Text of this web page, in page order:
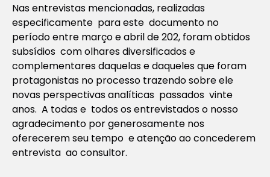
Nas entrevistas mencionadas, realizadas
especificamente para este documento no
período entre março e abril de 202, foram obtidos
subsídios com olhares diversificados e
complementares daquelas e daqueles que foram
protagonistas no processo trazendo sobre ele
novas perspectivas analíticas passados vinte
anos. A todas e todos os entrevistados o nosso
agradecimento por generosamente nos
oferecerem seu tempo e atenção ao concederem
entrevista ao consultor.